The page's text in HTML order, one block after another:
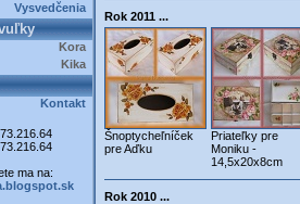
Vysvedčenia
Kora
Kika
Kontakt
ma na:
Rok 2011 ...
Šnoptycheľníček
pre Aďku
Priateľky pre
Moniku -
14,5x20x8cm
Rok 2010 ...